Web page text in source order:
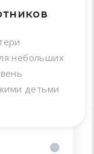
небольших
детьми